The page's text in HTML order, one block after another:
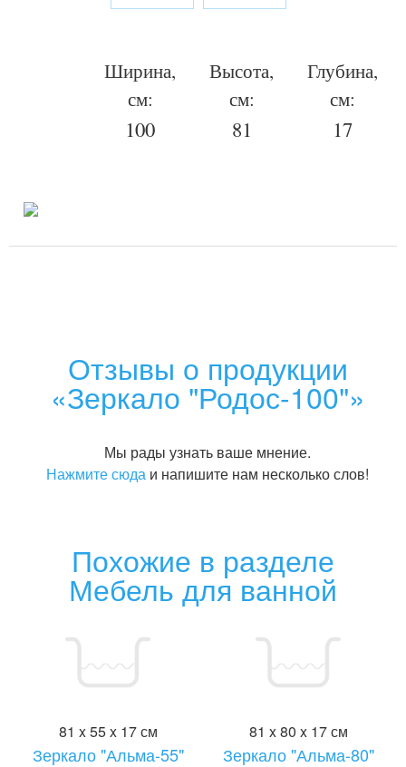
Ширина,
см:
100
Высота,
см:
81
Глубина,
см:
17
Отзывы о продукции
«Зеркало "Родос-100"»
Мы рады узнать ваше мнение.
Нажмите сюда и напишите нам несколько слов!
Похожие в разделе
Мебель для ванной
81 x 55 x 17 см
Зеркало "Альма-55"
81 x 80 x 17 см
Зеркало "Альма-80"